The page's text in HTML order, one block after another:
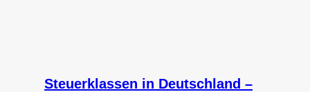
Steuerklassen in Deutschland –